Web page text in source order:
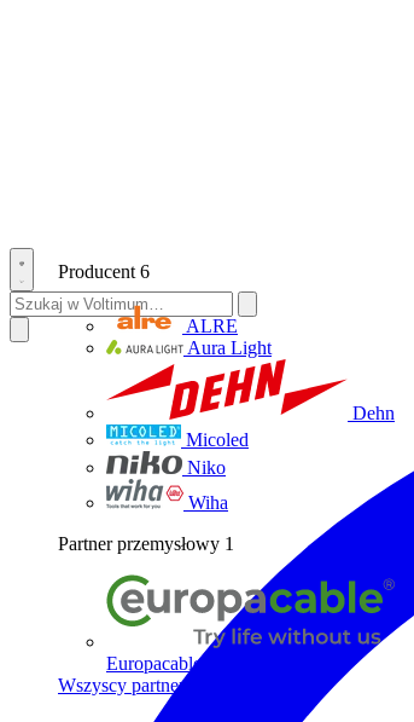
Producent 6
ALRE
Aura Light
Dehn
Micoled
Niko
Wiha
Partner przemysłowy 1
Europacable
Wszyscy partnerzy